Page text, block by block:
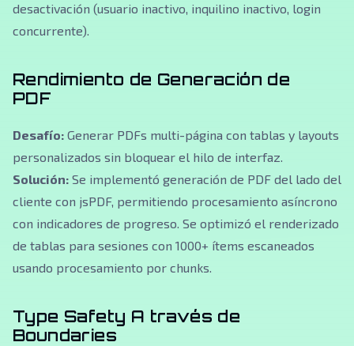
desactivación (usuario inactivo, inquilino inactivo, login
concurrente).
Rendimiento de Generación de
PDF
Desafío: Generar PDFs multi-página con tablas y layouts
personalizados sin bloquear el hilo de interfaz.
Solución: Se implementó generación de PDF del lado del
cliente con jsPDF, permitiendo procesamiento asíncrono
con indicadores de progreso. Se optimizó el renderizado
de tablas para sesiones con 1000+ ítems escaneados
usando procesamiento por chunks.
Type Safety A través de
Boundaries